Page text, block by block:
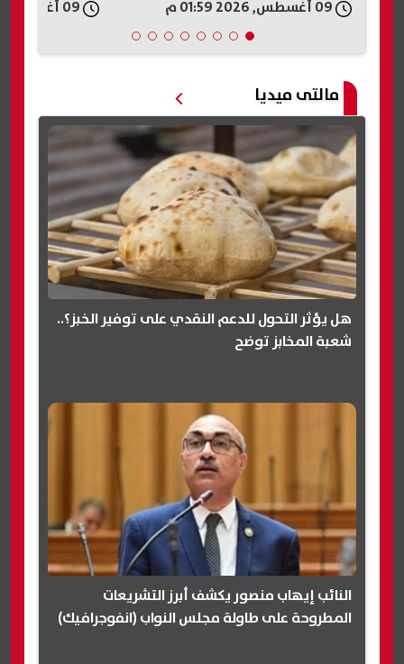
مالتى ميديا
هل يؤثر التحول للدعم النقدي على توفير الخبز؟..
شعبة المخابز توضح
النائب إيهاب منصور يكشف أبرز التشريعات
المطروحة على طاولة مجلس النواب (انفوجرافيك)